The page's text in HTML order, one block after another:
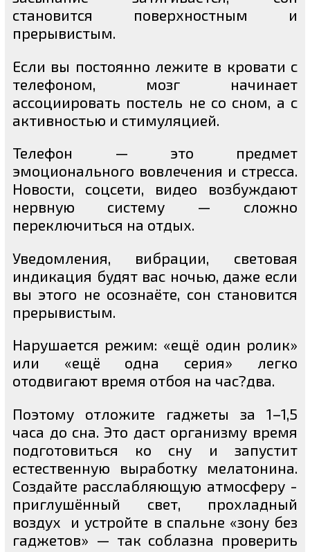
становится поверхностным и
прерывистым.
Если вы постоянно лежите в кровати с
телефоном, мозг начинает
ассоциировать постель не со сном, а с
активностью и стимуляцией.
Телефон — это предмет
эмоционального вовлечения и стресса.
Новости, соцсети, видео возбуждают
нервную систему — сложно
переключиться на отдых.
Уведомления, вибрации, световая
индикация будят вас ночью, даже если
вы этого не осознаёте, сон становится
прерывистым.
Нарушается режим: «ещё один ролик»
или «ещё одна серия» легко
отодвигают время отбоя на час?два.
Поэтому отложите гаджеты за 1–1,5
часа до сна. Это даст организму время
подготовиться ко сну и запустит
естественную выработку мелатонина.
Создайте расслабляющую атмосферу -
приглушённый свет, прохладный
воздух и устройте в спальне «зону без
гаджетов» — так соблазна проверить